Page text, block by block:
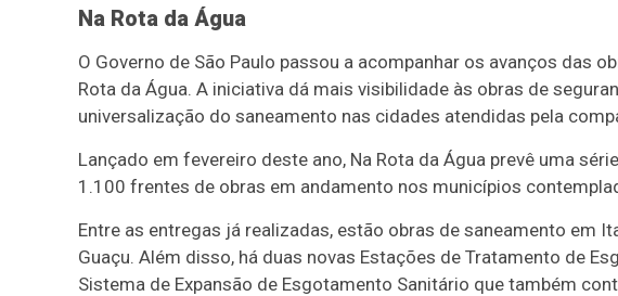
Na Rota da Água
O Governo de São Paulo passou a acompanhar os avanços das
Rota da Água. A iniciativa dá mais visibilidade às obras de
universalização do saneamento nas cidades atendidas pela
Lançado em fevereiro deste ano, Na Rota da Água prevê uma
1.100 frentes de obras em andamento nos municípios
Entre as entregas já realizadas, estão obras de saneamento em
Guaçu. Além disso, há duas novas Estações de Tratamento de
Sistema de Expansão de Esgotamento Sanitário que também